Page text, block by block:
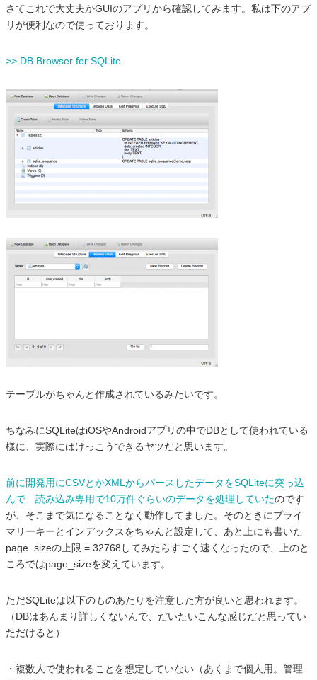
さてこれで大丈夫かGUIのアプリから確認してみます。私は下のアプ
リが便利なので使っております。
>> DB Browser for SQLite
テーブルがちゃんと作成されているみたいです。
ちなみにSQLiteはiOSやAndroidアプリの中でDBとして使われている
様に、実際にはけっこうできるヤツだと思います。
前に開発用にCSVとかXMLからパースしたデータをSQLiteに突っ込
んで、読み込み専用で10万件ぐらいのデータを処理していたのです
が、そこまで気になることなく動作してました。そのときにプライ
マリーキーとインデックスをちゃんと設定して、あと上にも書いた
page_sizeの上限 = 32768してみたらすごく速くなったので、上のと
ころではpage_sizeを変えています。
ただSQLiteは以下のものあたりを注意した方が良いと思われます。
（DBはあんまり詳しくないんで、だいたいこんな感じだと思ってい
ただけると）
・複数人で使われることを想定していない（あくまで個人用。管理